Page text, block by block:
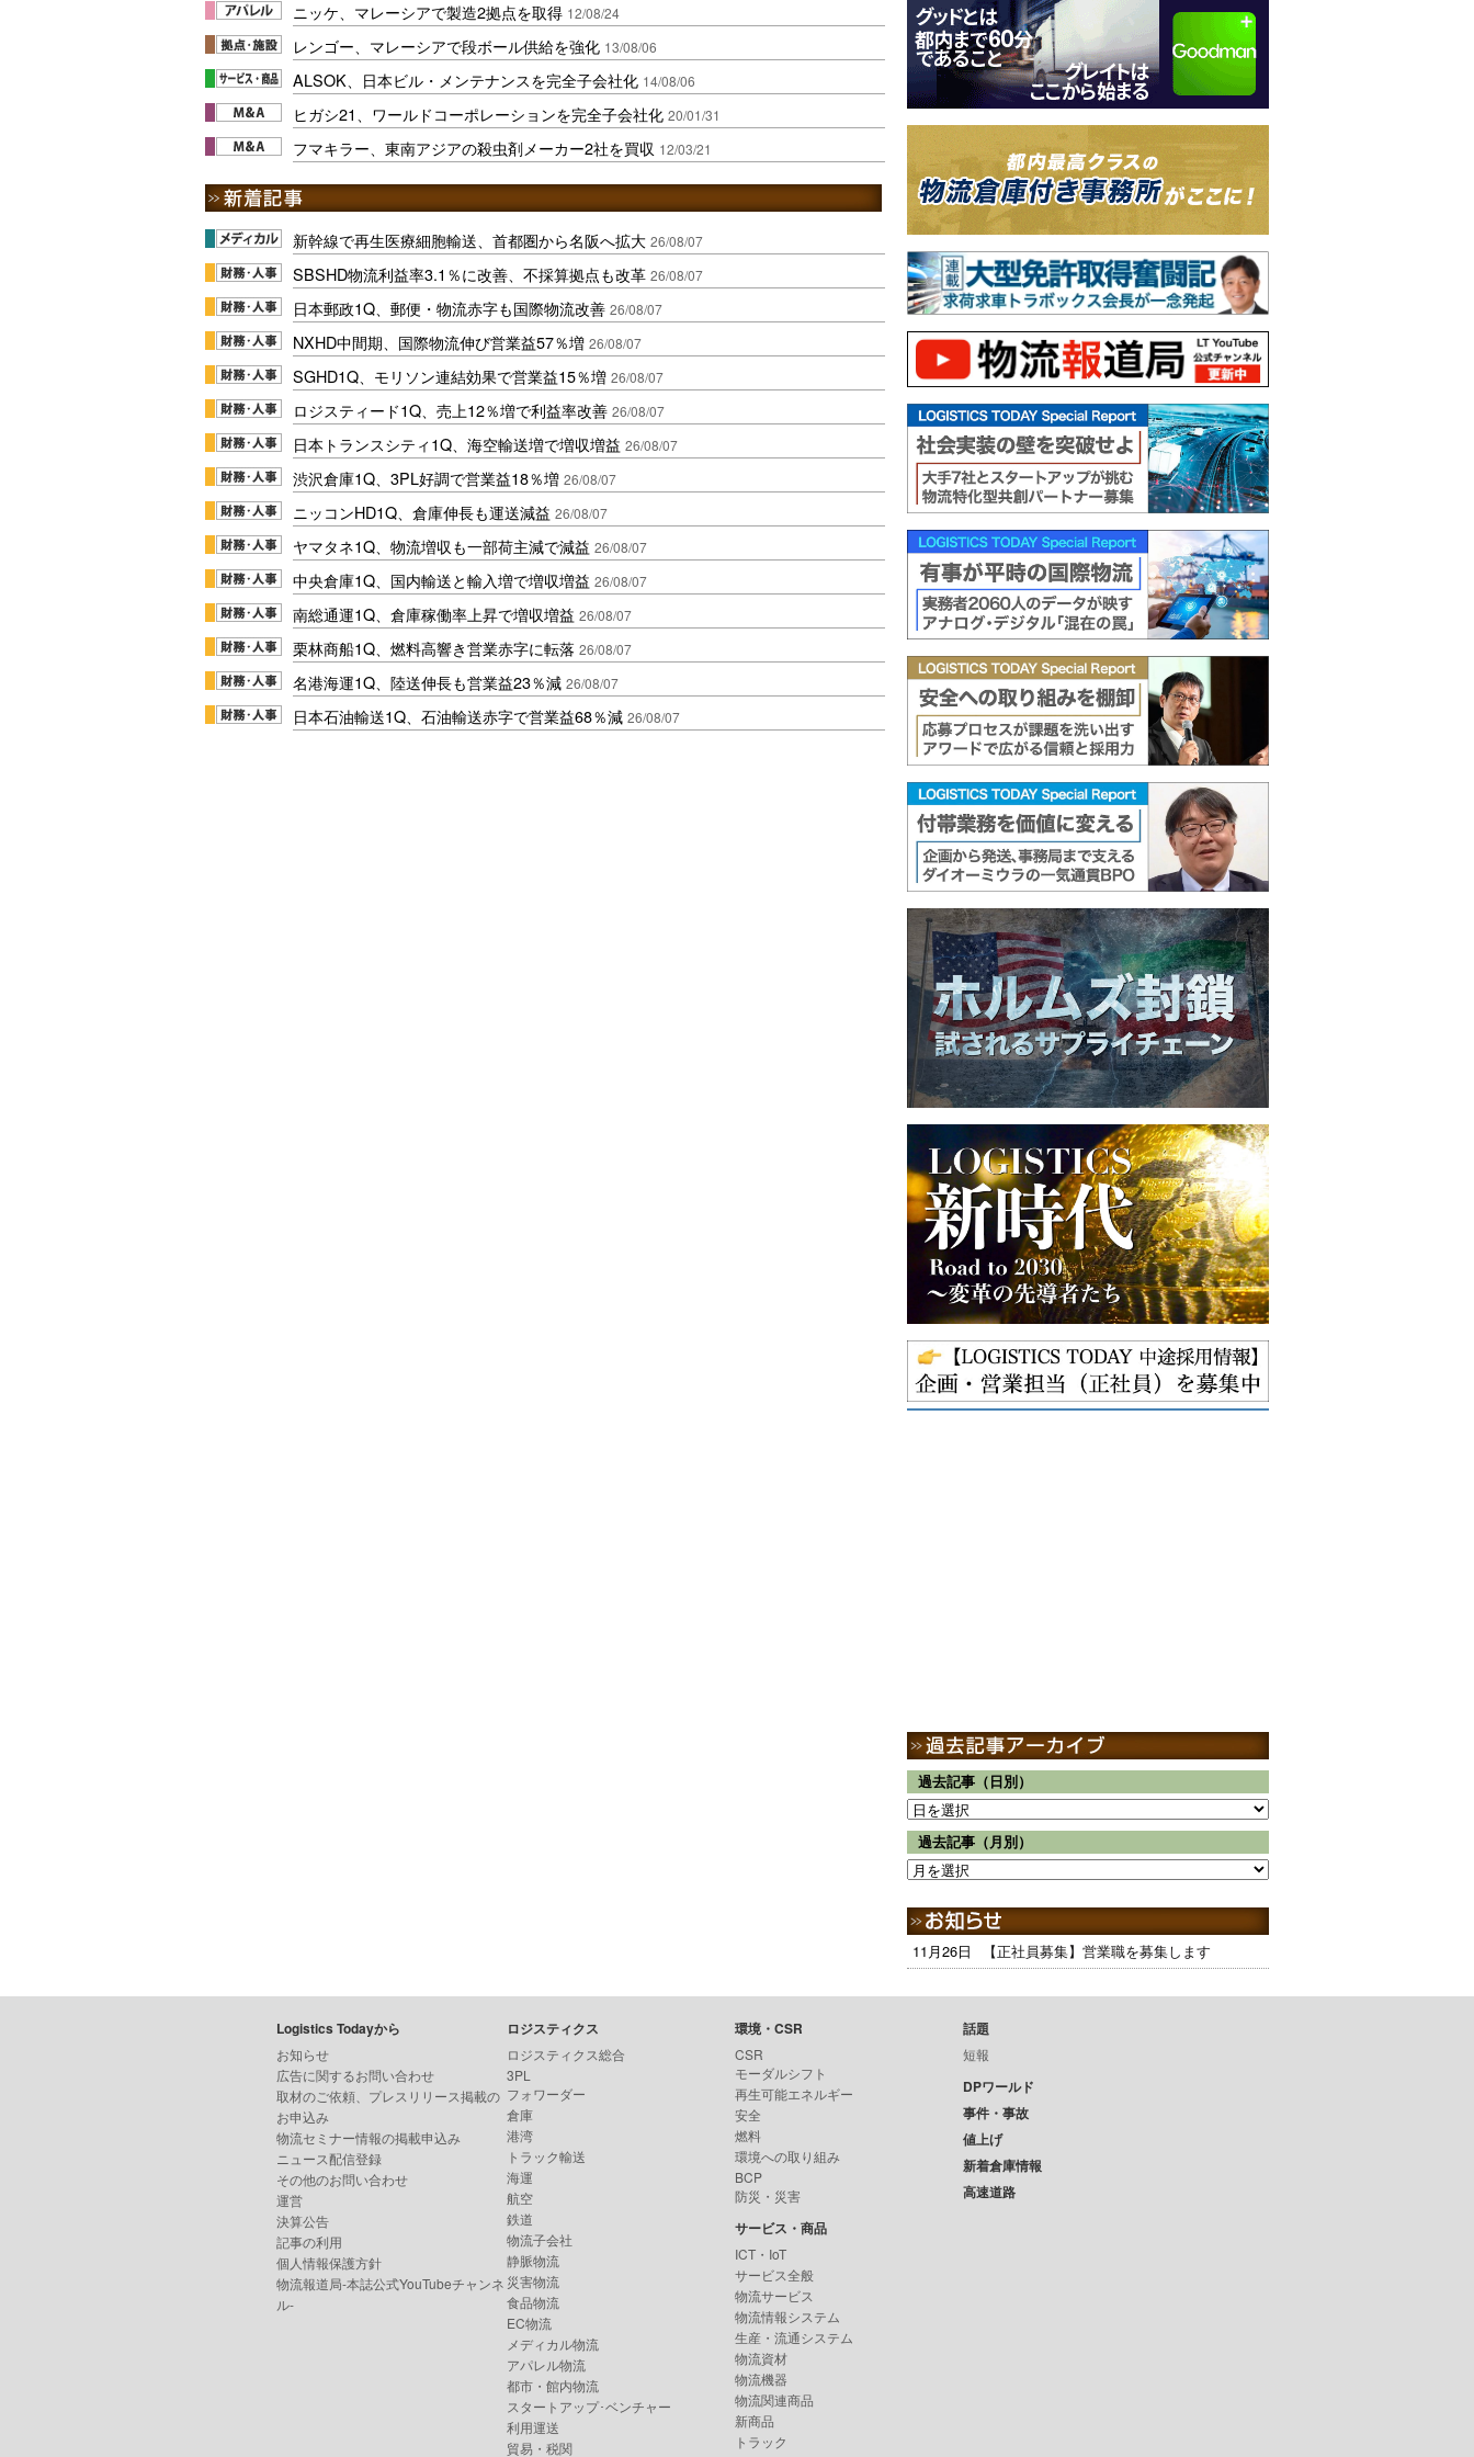
ニッケ、マレーシアで製造2拠点を取得 12/08/24
レンゴー、マレーシアで段ボール供給を強化 13/08/06
ALSOK、日本ビル・メンテナンスを完全子会社化 14/08/06
ヒガシ21、ワールドコーポレーションを完全子会社化 20/01/31
フマキラー、東南アジアの殺虫剤メーカー2社を買収 12/03/21
新幹線で再生医療細胞輸送、首都圏から名阪へ拡大 26/08/07
SBSHD物流利益率3.1％に改善、不採算拠点も改革 26/08/07
日本郵政1Q、郵便・物流赤字も国際物流改善 26/08/07
NXHD中間期、国際物流伸び営業益57％増 26/08/07
SGHD1Q、モリソン連結効果で営業益15％増 26/08/07
ロジスティード1Q、売上12％増で利益率改善 26/08/07
日本トランスシティ1Q、海空輸送増で増収増益 26/08/07
渋沢倉庫1Q、3PL好調で営業益18％増 26/08/07
ニッコンHD1Q、倉庫伸長も運送減益 26/08/07
ヤマタネ1Q、物流増収も一部荷主減で減益 26/08/07
中央倉庫1Q、国内輸送と輸入増で増収増益 26/08/07
南総通運1Q、倉庫稼働率上昇で増収増益 26/08/07
栗林商船1Q、燃料高響き営業赤字に転落 26/08/07
名港海運1Q、陸送伸長も営業益23％減 26/08/07
日本石油輸送1Q、石油輸送赤字で営業益68％減 26/08/07
過去記事（日別）
過去記事（月別）
11月26日 【正社員募集】営業職を募集します
Logistics Todayから
お知らせ
広告に関するお問い合わせ
取材のご依頼、プレスリリース掲載の
お申込み
物流セミナー情報の掲載申込み
ニュース配信登録
その他のお問い合わせ
運営
決算公告
記事の利用
個人情報保護方針
物流報道局-本誌公式YouTubeチャンネ
ル-
ロジスティクス
ロジスティクス総合
3PL
フォワーダー
倉庫
港湾
トラック輸送
海運
航空
鉄道
物流子会社
静脈物流
災害物流
食品物流
EC物流
メディカル物流
アパレル物流
都市・館内物流
スタートアップ･ベンチャー
利用運送
貿易・税関
環境・CSR
CSR
モーダルシフト
再生可能エネルギー
安全
燃料
環境への取り組み
BCP
防災・災害
サービス・商品
ICT・IoT
サービス全般
物流サービス
物流情報システム
生産・流通システム
物流資材
物流機器
物流関連商品
新商品
トラック
話題
短報
DPワールド
事件・事故
値上げ
新着倉庫情報
高速道路